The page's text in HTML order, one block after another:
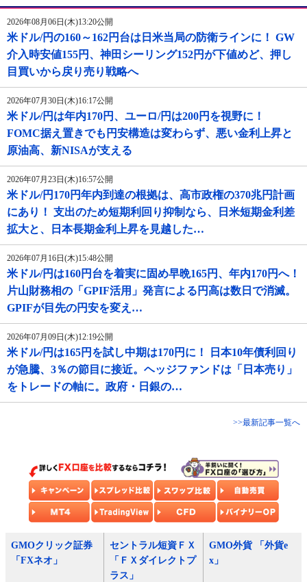
2026年08月06日(木)13:20公開
米ドル/円の160～162円台は日米当局の防衛ラインに！ GW
介入時安値155円、神田シーリング152円が下値めど、押し
目買いから戻り売り戦略へ
2026年07月30日(木)16:17公開
米ドル/円は年内170円、ユーロ/円は200円を視野に！
FOMC据え置きでも円安構造は変わらず、悪い金利上昇と
原油高、新NISAが支える
2026年07月23日(木)16:57公開
米ドル/円170円年内到達の根拠は、高市政権の370兆円計画
にあり！ 支出のため短期利回り抑制なら、日米短期金利差
拡大と、日本長期金利上昇を見越した…
2026年07月16日(木)15:48公開
米ドル/円は160円台を着実に固め早晩165円、年内170円へ！
片山財務相の「GPIF活用」発言による円高は数日で消滅。
GPIFが目先の円安を変え…
2026年07月09日(木)12:19公開
米ドル/円は165円を試し中期は170円に！ 日本10年債利回り
が急騰、3％の節目に接近。ヘッジファンドは「日本売り」
をトレードの軸に。政府・日銀の…
>>最新記事一覧へ
GMOクリック証券
「FXネオ」
セントラル短資ＦＸ
「ＦＸダイレクトプ
ラス」
GMO外貨 「外貨e
x」